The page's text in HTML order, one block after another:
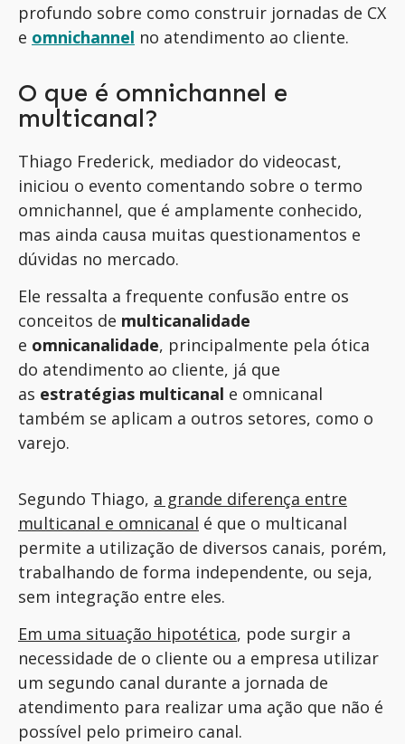
profundo sobre como construir jornadas de CX
e omnichannel no atendimento ao cliente.
O que é omnichannel e
multicanal?
Thiago Frederick, mediador do videocast,
iniciou o evento comentando sobre o termo
omnichannel, que é amplamente conhecido,
mas ainda causa muitas questionamentos e
dúvidas no mercado.
Ele ressalta a frequente confusão entre os
conceitos de multicanalidade
e omnicanalidade, principalmente pela ótica
do atendimento ao cliente, já que
as estratégias multicanal e omnicanal
também se aplicam a outros setores, como o
varejo.
Segundo Thiago, a grande diferença entre
multicanal e omnicanal é que o multicanal
permite a utilização de diversos canais, porém,
trabalhando de forma independente, ou seja,
sem integração entre eles.
Em uma situação hipotética, pode surgir a
necessidade de o cliente ou a empresa utilizar
um segundo canal durante a jornada de
atendimento para realizar uma ação que não é
possível pelo primeiro canal.